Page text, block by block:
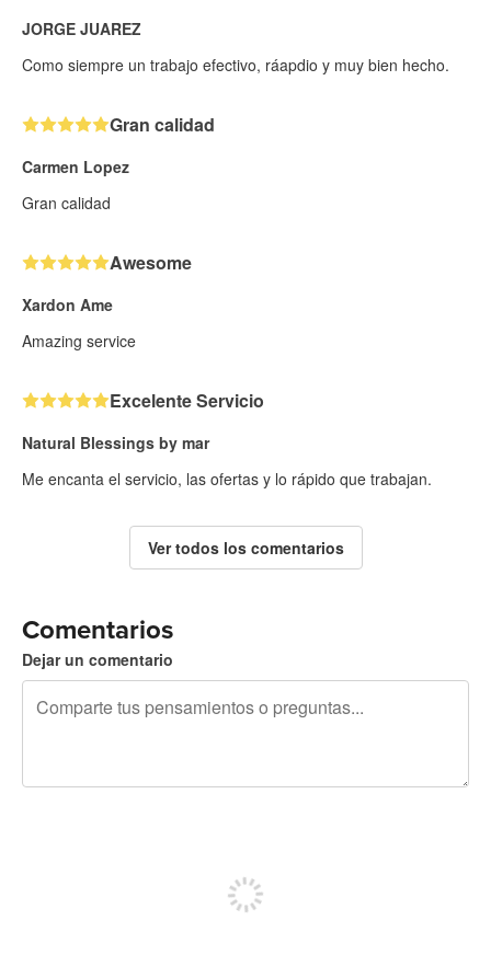
JORGE JUAREZ
Como siempre un trabajo efectivo, ráapdio y muy bien hecho.
Gran calidad
Carmen Lopez
Gran calidad
Awesome
Xardon Ame
Amazing service
Excelente Servicio
Natural Blessings by mar
Me encanta el servicio, las ofertas y lo rápido que trabajan.
Ver todos los comentarios
Comentarios
Dejar un comentario